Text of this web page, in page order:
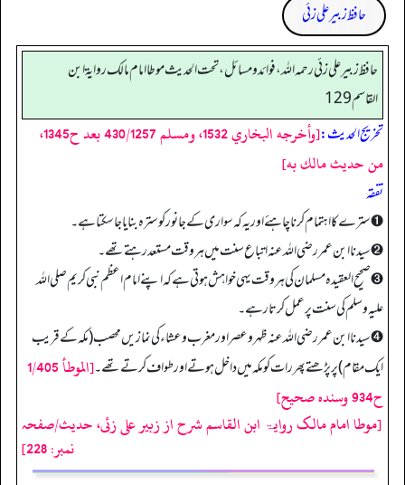
حافظ زبیر علی زئی
حافظ زبير على زئي رحمه الله، فوائد و مسائل، تحت الحديث موطا امام مالك رواية ابن
القاسم 129
تخریج الحدیث:
[وأخرجه البخاري 1532، ومسلم 430/1257 بعد ح1345،
من حديث مالك به]
تفقہ
➊ سترے کا اہتمام کرنا چاہئے اور یہ کہ سواری کے جانور کو سترہ بنایا جا سکتا ہے۔
➋ سیدنا ابن عمر رضی اللہ عنہ اتباع سنت میں ہر وقت مستعد رہتے تھے۔
➌ صحیح العقیدہ مسلمان کی ہر وقت یہی خواہش ہوتی ہے کہ اپنے امام اعظم نبی کریم صلی اللہ
علیہ وسلم کی سنت پر عمل کرتا رہے۔
➍ سیدنا ابن عمر رضی اللہ عنہ ظہر وعصر اور مغرب وعشاء کی نمازیں محصب (مکہ کے قریب
ایک مقام) پر پڑھتے پھر رات کو مکہ میں داخل ہوتے اور طواف کرتے تھے۔
[الموطأ 1/405
ح934 وسنده صحيح]
[موطا امام مالک روایۃ ابن القاسم شرح از زبیر علی زئی، حدیث/صفحہ
نمبر: 228]